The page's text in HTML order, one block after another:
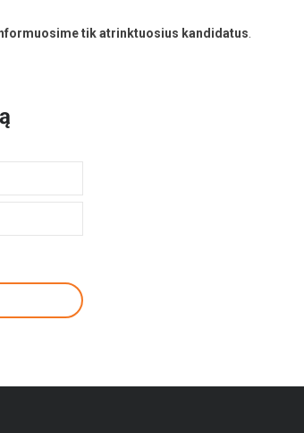
tik atrinktuosius kandidatus